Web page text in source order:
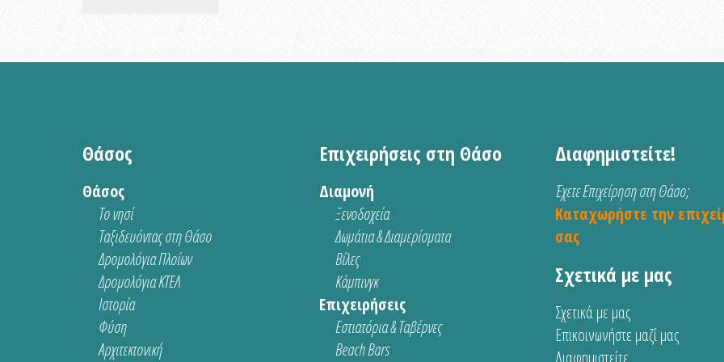
Θάσος
Θάσος
Το νησί
Ταξιδευόντας στη Θάσο
Δρομολόγια Πλοίων
Δρομολόγια ΚΤΕΛ
Ιστορία
Φύση
Αρχιτεκτονική
Επιχειρήσεις στη Θάσο
Διαμονή
Ξενοδοχεία
Δωμάτια & Διαμερίσματα
Βίλες
Κάμπινγκ
Επιχειρήσεις
Εστιατόρια & Ταβέρνες
Beach Bars
Διαφημιστείτε!
Έχετε Επιχείρηση στη Θάσο;
Καταχωρήστε την
σας
Σχετικά με μας
Σχετικά με μας
Επικοινωνήστε μαζί μας
Διαφημιστείτε